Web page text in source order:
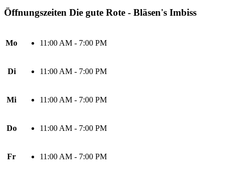
Öffnungszeiten Die gute Rote - Bläsen's Imbiss
Mo 11:00 AM - 7:00 PM
Di 11:00 AM - 7:00 PM
Mi 11:00 AM - 7:00 PM
Do 11:00 AM - 7:00 PM
Fr 11:00 AM - 7:00 PM